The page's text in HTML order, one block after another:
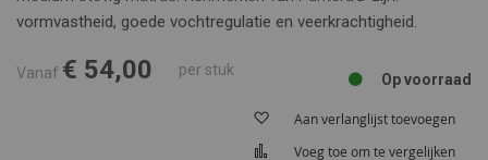
vormvastheid, goede vochtregulatie en veerkrachtigheid.
Vanaf € 54,00 Op voorraad
per stuk
Aan verlanglijst toevoegen
Voeg toe om te vergelijken